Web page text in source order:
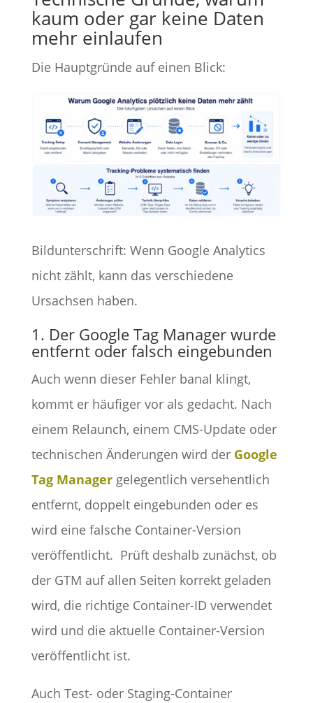
kaum oder gar keine Daten
mehr einlaufen
Die Hauptgründe auf einen Blick:
Bildunterschrift: Wenn Google Analytics
nicht zählt, kann das verschiedene
Ursachsen haben.
1. Der Google Tag Manager wurde
entfernt oder falsch eingebunden
Auch wenn dieser Fehler banal klingt,
kommt er häufiger vor als gedacht. Nach
einem Relaunch, einem CMS-Update oder
technischen Änderungen wird der Google
Tag Managergelegentlich versehentlich
entfernt, doppelt eingebunden oder es
wird eine falsche Container-Version
veröffentlicht. Prüft deshalb zunächst, ob
der GTM auf allen Seiten korrekt geladen
wird, die richtige Container-ID verwendet
wird und die aktuelle Container-Version
veröffentlicht ist.
Auch Test- oder Staging-Container